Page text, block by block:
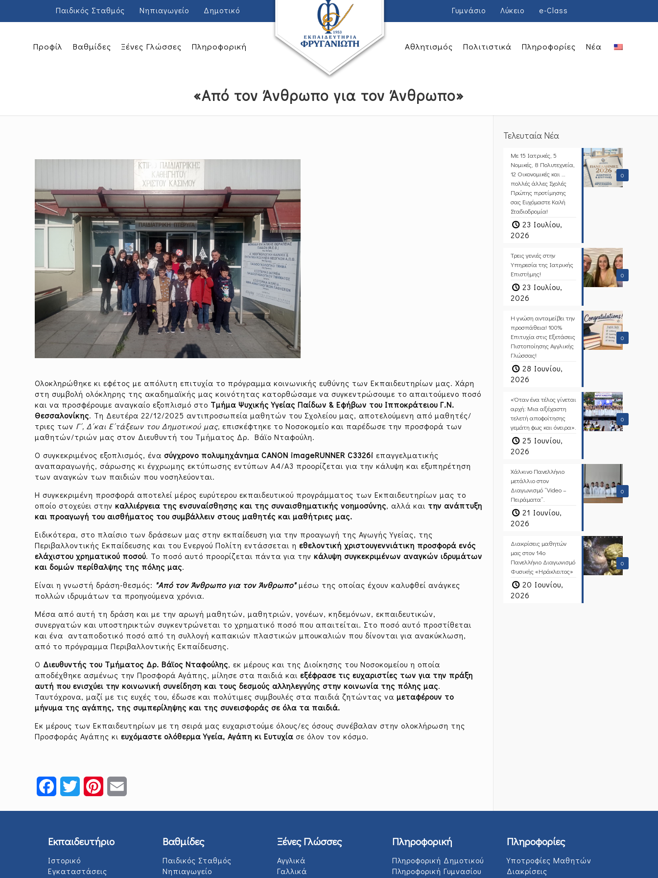
Παιδικός Σταθμός Νηπιαγωγείο Δημοτικό Γυμνάσιο Λύκειο e-Class
Προφίλ Βαθμίδες Ξένες Γλώσσες Πληροφορική Αθλητισμός Πολιτιστικά Πληροφορίες Νέα
«Από τον Άνθρωπο για τον Άνθρωπο»
Ολοκληρώθηκε κι εφέτος με απόλυτη επιτυχία το πρόγραμμα κοινωνικής ευθύνης των Εκπαιδευτηρίων μας. Χάρη
στη συμβολή ολόκληρης της ακαδημαϊκής μας κοινότητας κατορθώσαμε να συγκεντρώσουμε το απαιτούμενο ποσό
και να προσφέρουμε αναγκαίο εξοπλισμό στο Τμήμα Ψυχικής Υγείας Παίδων & Εφήβων του Ιπποκράτειου Γ.Ν.
Θεσσαλονίκης. Τη Δευτέρα 22/12/2025 αντιπροσωπεία μαθητών του Σχολείου μας, αποτελούμενη από μαθητές/
τριες των Γ΄, Δ΄και Ε΄τάξεων του Δημοτικού μας, επισκέφτηκε το Νοσοκομείο και παρέδωσε την προσφορά των
μαθητών/τριών μας στον Διευθυντή του Τμήματος Δρ. Βάϊο Νταφούλη.
Ο συγκεκριμένος εξοπλισμός, ένασύγχρονο πολυμηχάνημα CANON imageRUNNER C3326iεπαγγελματικής
αναπαραγωγής, σάρωσης κι έγχρωμης εκτύπωσης εντύπων Α4/Α3 προορίζεται για την κάλυψη και εξυπηρέτηση
των αναγκών των παιδιών που νοσηλεύονται.
Η συγκεκριμένη προσφορά αποτελεί μέρος ευρύτερου εκπαιδευτικού προγράμματος των Εκπαιδευτηρίων μας το
οποίο στοχεύει στηνκαλλιέργεια της ενσυναίσθησης και της συναισθηματικής νοημοσύνης, αλλά και την ανάπτυξη
και προαγωγή του αισθήματος του συμβάλλειν στους μαθητές και μαθήτριες μας.
Ειδικότερα, στο πλαίσιο των δράσεων μας στην εκπαίδευση για την προαγωγή της Αγωγής Υγείας, της
Περιβαλλοντικής Εκπαίδευσης και του Ενεργού Πολίτη εντάσσεται η εθελοντική χριστουγεννιάτικη προσφορά ενός
ελάχιστου χρηματικού ποσού. Το ποσό αυτό προορίζεται πάντα για τηνκάλυψη συγκεκριμένων αναγκών ιδρυμάτων
και δομών περίθαλψης της πόλης μας.
Είναι η γνωστή δράση-θεσμός: "Από τον Άνθρωπο για τον Άνθρωπο"μέσω της οποίας έχουν καλυφθεί ανάγκες
πολλών ιδρυμάτων τα προηγούμενα χρόνια.
Μέσα από αυτή τη δράση και με την αρωγή μαθητών, μαθητριών, γονέων, κηδεμόνων, εκπαιδευτικών,
συνεργατών και υποστηρικτών συγκεντρώνεται το χρηματικό ποσό που απαιτείται. Στο ποσό αυτό προστίθεται
και ένα ανταποδοτικό ποσό από τη συλλογή καπακιών πλαστικών μπουκαλιών που δίνονται για ανακύκλωση,
από το πρόγραμμα Περιβαλλοντικής Εκπαίδευσης.
Ο Διευθυντής του Τμήματος Δρ. Βάϊος Νταφούλης, εκ μέρους και της Διοίκησης του Νοσοκομείου η οποία
αποδέχθηκε ασμένως την Προσφορά Αγάπης, μίλησε στα παιδιά και εξέφρασε τις ευχαριστίες των για την πράξη
αυτή που ενισχύει την κοινωνική συνείδηση και τους δεσμούς αλληλεγγύης στην κοινωνία της πόλης μας.
Ταυτόχρονα, μαζί με τις ευχές του, έδωσε και πολύτιμες συμβουλές στα παιδιά ζητώντας ναμεταφέρουν το
μήνυμα της αγάπης, της συμπερίληψης και της συνεισφοράς σε όλα τα παιδιά.
Εκ μέρους των Εκπαιδευτηρίων με τη σειρά μας ευχαριστούμε όλους/ες όσους συνέβαλαν στην ολοκλήρωση της
Προσφοράς Αγάπης κι ευχόμαστε ολόθερμα Υγεία, Αγάπη κι Ευτυχία σε όλον τον κόσμο.
FacebookTwitter Pinterest
Τελευταία Νέα
0
Με 15 Ιατρικές, 5
Νομικές, 8 Πολυτεχνεία,
12 Οικονομικές και …
πολλές άλλες Σχολές
Πρώτης προτίμησης
σας Ευχόμαστε Καλή
Σταδιοδρομία!
23 Ιουλίου,
2026
0
Τρεις γενιές στην
Υπηρεσία της Ιατρικής
Επιστήμης!
23 Ιουλίου,
2026
0
Η γνώση ανταμείβει την
προσπάθεια! 100%
Επιτυχία στις Εξετάσεις
Πιστοποίησης Αγγλικής
Γλώσσας!
28 Ιουνίου,
2026
0
«Όταν ένα τέλος γίνεται
αρχή: Μια αξέχαστη
τελετή αποφοίτησης
γεμάτη φως και όνειρα».
25 Ιουνίου,
2026
0
Χάλκινο Πανελλήνιο
μετάλλιο στον
Διαγωνισμό “Video –
Πειράματα”.
21 Ιουνίου,
2026
0
Διακρίσεις μαθητών
μας στον 14ο
Πανελλήνιο Διαγωνισμό
Φυσικής «Ηράκλειτος»
20 Ιουνίου,
2026
Εκπαιδευτήριο
Ιστορικό
Εγκαταστάσεις
Βαθμίδες
Παιδικός Σταθμός
Νηπιαγωγείο
Ξένες Γλώσσες
Αγγλικά
Γαλλικά
Πληροφορική
Πληροφορική Δημοτικού
Πληροφορική Γυμνασίου
Πληροφορίες
Υποτροφίες Μαθητών
Διακρίσεις